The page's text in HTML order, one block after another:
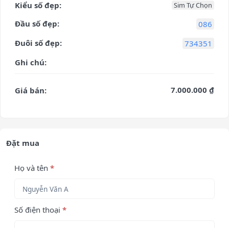
Kiểu số đẹp: Sim Tự Chọn
Đầu số đẹp:
086
Đuôi số đẹp:
734351
Ghi chú:
Giá bán: 7.000.000 ₫
Đặt mua
Họ và tên *
Số điện thoại *